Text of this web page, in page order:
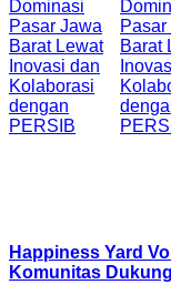
Happiness Yard
Komunitas